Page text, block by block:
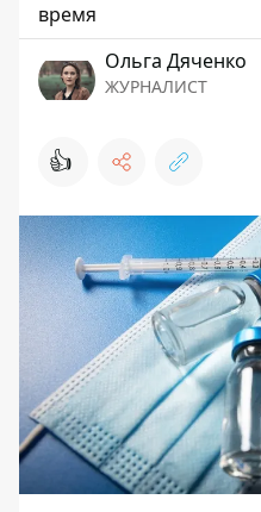
время
Ольга Дяченко
ЖУРНАЛИСТ
👍